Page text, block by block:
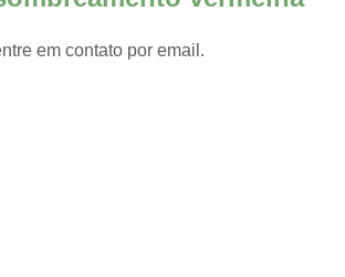
em contato por email.